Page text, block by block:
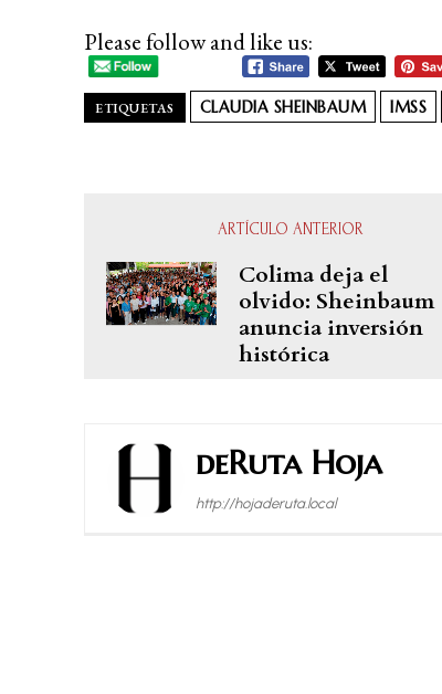
Please follow and like us:
ETIQUETAS CLAUDIA SHEINBAUM IMSS
ARTÍCULO ANTERIOR
Colima deja el
olvido: Sheinbaum
anuncia inversión
histórica
deRuta Hoja
http://hojaderuta.local